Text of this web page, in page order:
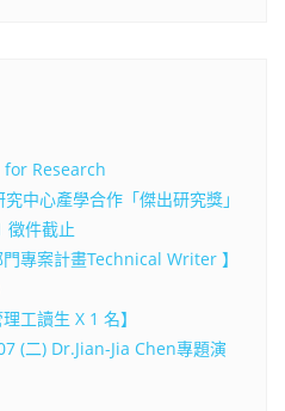
for Research
中心產學合作「傑出研究獎」
徵件截止
專案計畫Technical Writer 】
工讀生 X 1 名】
(二) Dr.Jian-Jia Chen專題演